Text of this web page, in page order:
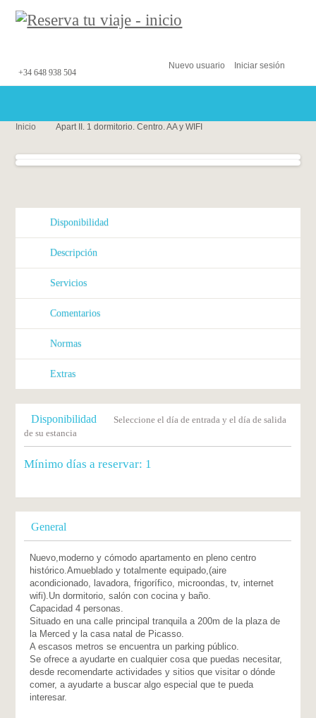
Nuevo usuario Iniciar sesión
+34 648 938 504
Inicio Apart II. 1 dormitorio. Centro. AA y WIFI
Disponibilidad
Descripción
Servicios
Comentarios
Normas
Extras
Disponibilidad
Seleccione el día de entrada y el día de salida
de su estancia
Mínimo días a reservar: 1
General
Nuevo,moderno y cómodo apartamento en pleno centro
histórico.Amueblado y totalmente equipado,(aire
acondicionado, lavadora, frigorífico, microondas, tv, internet
wifi).Un dormitorio, salón con cocina y baño.
Capacidad 4 personas.
Situado en una calle principal tranquila a 200m de la plaza de
la Merced y la casa natal de Picasso.
A escasos metros se encuentra un parking público.
Se ofrece a ayudarte en cualquier cosa que puedas necesitar,
desde recomendarte actividades y sitios que visitar o dónde
comer, a ayudarte a buscar algo especial que te pueda
interesar.